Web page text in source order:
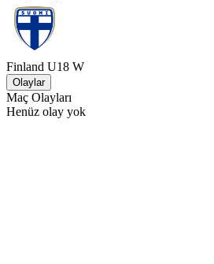
Finland U18 W
Olaylar
Maç Olayları
Henüz olay yok